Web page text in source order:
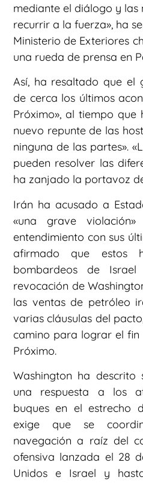
mediante el diálogo y las
recurrir a la fuerza», ha
Ministerio de Exteriores
una rueda de prensa en
Así, ha resaltado que el
de cerca los últimos
Próximo», al tiempo que
nuevo repunte de las
ninguna de las partes».
pueden resolver las
ha zanjado la portavoz
Irán ha acusado a
«una grave
entendimiento con sus
afirmado que estos
bombardeos de
revocación de
las ventas de petróleo
varias cláusulas del
camino para lograr el
Próximo.
Washington ha descrito
una respuesta a los
buques en el estrecho
exige que se
navegación a raíz del
ofensiva lanzada el 28
Unidos e Israel y